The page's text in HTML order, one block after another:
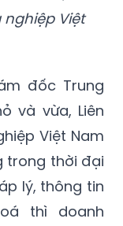
Việt
đốc Trung
và vừa, Liên
Việt Nam
trong thời đại
lý, thông tin
thì doanh